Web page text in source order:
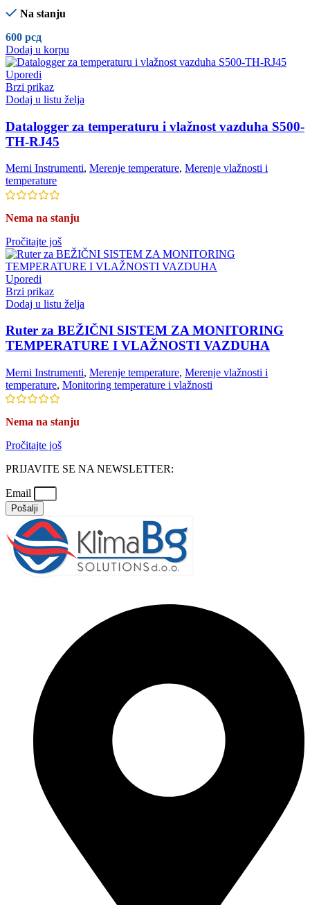
Na stanju
600 рсд
Dodaj u korpu
Uporedi
Brzi prikaz
Dodaj u listu želja
Datalogger za temperaturu i vlažnost vazduha S500-
TH-RJ45
Merni Instrumenti, Merenje temperature, Merenje vlažnosti i
temperature
Nema na stanju
Pročitajte još
Uporedi
Brzi prikaz
Dodaj u listu želja
Ruter za BEŽIČNI SISTEM ZA MONITORING
TEMPERATURE I VLAŽNOSTI VAZDUHA
Merni Instrumenti, Merenje temperature, Merenje vlažnosti i
temperature, Monitoring temperature i vlažnosti
Nema na stanju
Pročitajte još
PRIJAVITE SE NA NEWSLETTER:
Email
Pošalji